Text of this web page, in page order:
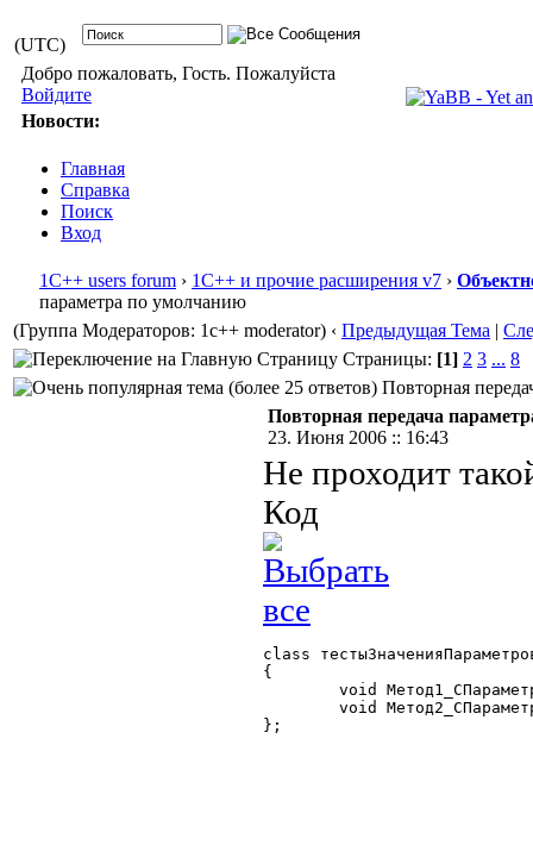
(UTC)
Добро пожаловать, Гость. Пожалуйста
Войдите
Новости:
Главная
Справка
Поиск
Вход
1С++ users forum › 1С++ и прочие расширения v7 ›
параметра по умолчанию
(Группа Модераторов: 1c++ moderator) ‹ Предыдущая Тема |
Страницы: [1] 2 3 ... 8
Повторная
Повторная передача
23. Июня 2006 :: 16:43
Не проходит
Код
class
{
};